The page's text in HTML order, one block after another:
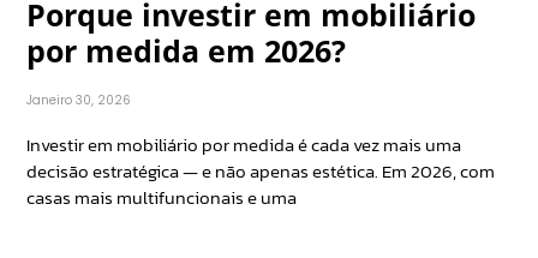
Porque investir em mobiliário
por medida em 2026?
Janeiro 30, 2026
Investir em mobiliário por medida é cada vez mais uma
decisão estratégica — e não apenas estética. Em 2026, com
casas mais multifuncionais e uma